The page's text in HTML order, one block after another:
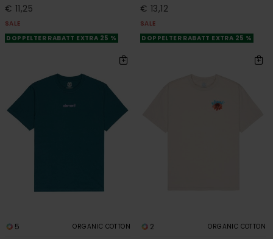
€ 11,25
SALE
DOPPELTER RABATT EXTRA 25 %
€ 13,12
SALE
DOPPELTER RABATT EXTRA 25 %
5 ORGANIC COTTON 2 ORGANIC COTTON